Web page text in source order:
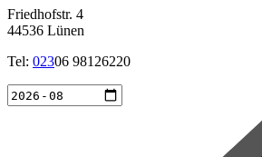
Friedhofstr. 4
44536 Lünen
Tel: 02306 98126220